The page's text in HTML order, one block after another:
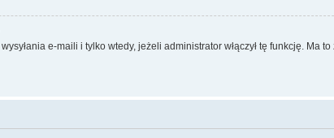
e-maili i tylko wtedy, jeżeli administrator włączył tę funkcję. Ma